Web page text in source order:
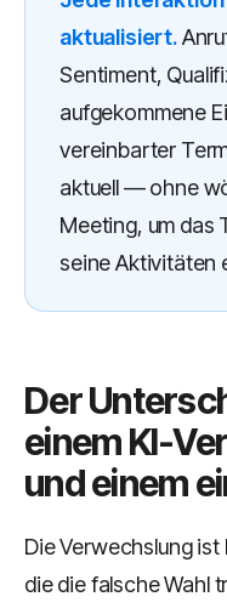
aktualisiert.
Sentiment,
aufgekommene
vereinbarter
aktuell — ohne
Meeting, um das
seine Aktivitäten
Der
einem KI-
und einem
Die Verwechslung
die die falsche Wahl